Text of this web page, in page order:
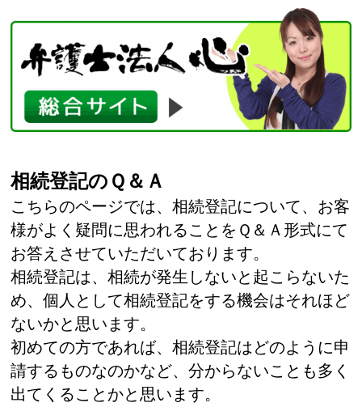
相続登記のＱ＆Ａ
こちらのページでは、相続登記について、お客
様がよく疑問に思われることをＱ＆Ａ形式にて
お答えさせていただいております。
相続登記は、相続が発生しないと起こらないた
め、個人として相続登記をする機会はそれほど
ないかと思います。
初めての方であれば、相続登記はどのように申
請するものなのかなど、分からないことも多く
出てくることかと思います。